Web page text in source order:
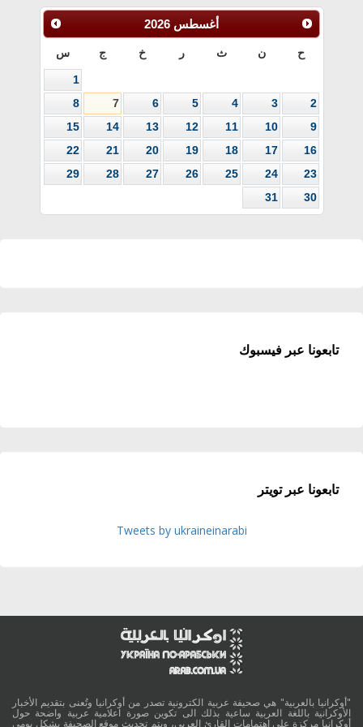
أغسطس 2026
ح ن ث ر خ ج س
1
2
3
4
5
6
7
8
9
10
11
12
13
14
15
16
17
18
19
20
21
22
23
24
25
26
27
28
29
30
31
تابعونا عبر فيسبوك
تابعونا عبر تويتر
Tweets by ukraineinarabi
"أوكرانيا بالعربية" هي صحيفة عربية الكترونية تصدر من أوكرانيا وتُعنى بتقديم الأخبار
الأوكرانية باللغة العربية ساعية بذلك الى تكوين صورة اعلامية عربية واضحة حول
أوكرانيا مركزة على اهتمامات القارئ العربي، ويتم تحديث موقع الصحيفة بشكل يومي